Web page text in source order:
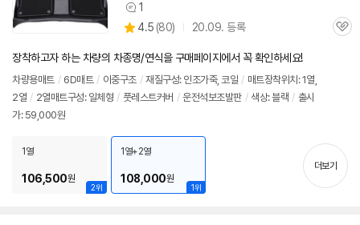
상
품
견
1
별
점
4.5 (상
리
뷰
80) 20.09. 등록
관
장착하고자 하는 차량의 차종명/연식을 구매페이지에서 꼭 확인하세요!
차량용매트 / 6D매트 / 이중구조 / 재질구성: 인조가죽, 코일 / 매트장착위치: 1열,
2열 / 2열매트구성: 일체형 / 풋레스트커버 / 운전석보조발판 / 색상: 블랙 / 출시
가: 59,000원
2위
1열
106,500원
1위
1열+2열
108,000원
더보기